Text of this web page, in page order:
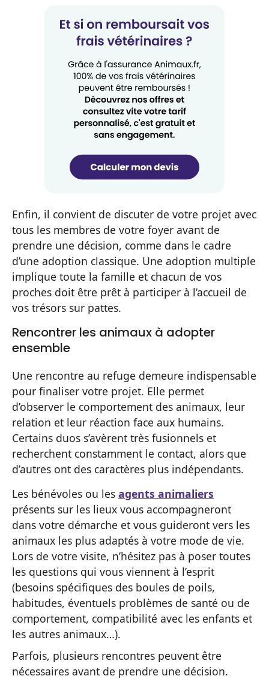
Enfin, il convient de discuter de votre projet avec
tous les membres de votre foyer avant de
prendre une décision, comme dans le cadre
d’une adoption classique. Une adoption multiple
implique toute la famille et chacun de vos
proches doit être prêt à participer à l’accueil de
vos trésors sur pattes.
Rencontrer les animaux à adopter
ensemble
Une rencontre au refuge demeure indispensable
pour finaliser votre projet. Elle permet
d’observer le comportement des animaux, leur
relation et leur réaction face aux humains.
Certains duos s’avèrent très fusionnels et
recherchent constamment le contact, alors que
d’autres ont des caractères plus indépendants.
Les bénévoles ou les agents animaliers
présents sur les lieux vous accompagneront
dans votre démarche et vous guideront vers les
animaux les plus adaptés à votre mode de vie.
Lors de votre visite, n’hésitez pas à poser toutes
les questions qui vous viennent à l’esprit
(besoins spécifiques des boules de poils,
habitudes, éventuels problèmes de santé ou de
comportement, compatibilité avec les enfants et
les autres animaux…).
Parfois, plusieurs rencontres peuvent être
nécessaires avant de prendre une décision.